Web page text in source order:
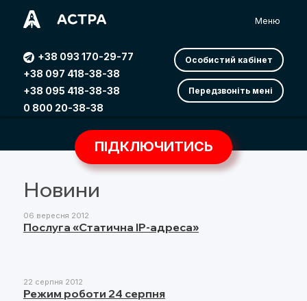
Меню
Особистий кабінет
Передзвоніть мені
+38 093 170-29-77
+38 097 418-38-38
+38 095 418-38-38
0 800 20-38-38
ПІДКЛЮЧИТИСЬ
Новини
06 вересня 2012
Послуга «Статична IP-адреса»
22 серпня 2012
Режим роботи 24 серпня